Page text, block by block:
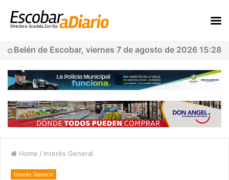
Belén de Escobar, viernes 7 de agosto de 2026 15:28
Home / Interés General
Interés General